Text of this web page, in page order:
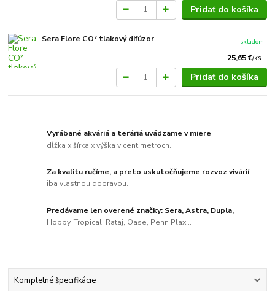
Pridať do košíka
Sera Flore CO² tlakový difúzor
25,65 €/ks
skladom
Pridať do košíka
Vyrábané akváriá a teráriá uvádzame v miere
dĺžka x šírka x výška v centimetroch.
Za kvalitu ručíme, a preto uskutočňujeme rozvoz vivárií
iba vlastnou dopravou.
Predávame len overené značky: Sera, Astra, Dupla,
Hobby, Tropical, Rataj, Oase, Penn Plax...
Kompletné špecifikácie